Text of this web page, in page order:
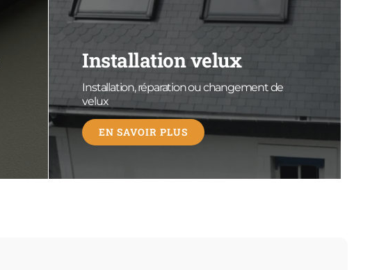
Installation velux
Installation, réparation ou changement de
velux
EN SAVOIR PLUS